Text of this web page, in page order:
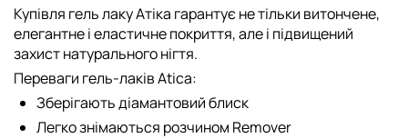
Купівля гель лаку Атіка гарантує не тільки витончене,
елегантне і еластичне покриття, але і підвищений
захист натурального нігтя.
Переваги гель-лаків Atica:
Зберігають діамантовий блиск
Легко знімаються розчином Remover